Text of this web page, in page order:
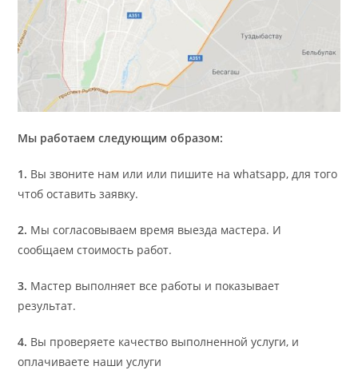
Мы работаем следующим образом:
1. Вы звоните нам или или пишите на whatsapp, для того
чтоб оставить заявку.
2. Мы согласовываем время выезда мастера. И
сообщаем стоимость работ.
3. Мастер выполняет все работы и показывает
результат.
4. Вы проверяете качество выполненной услуги, и
оплачиваете наши услуги